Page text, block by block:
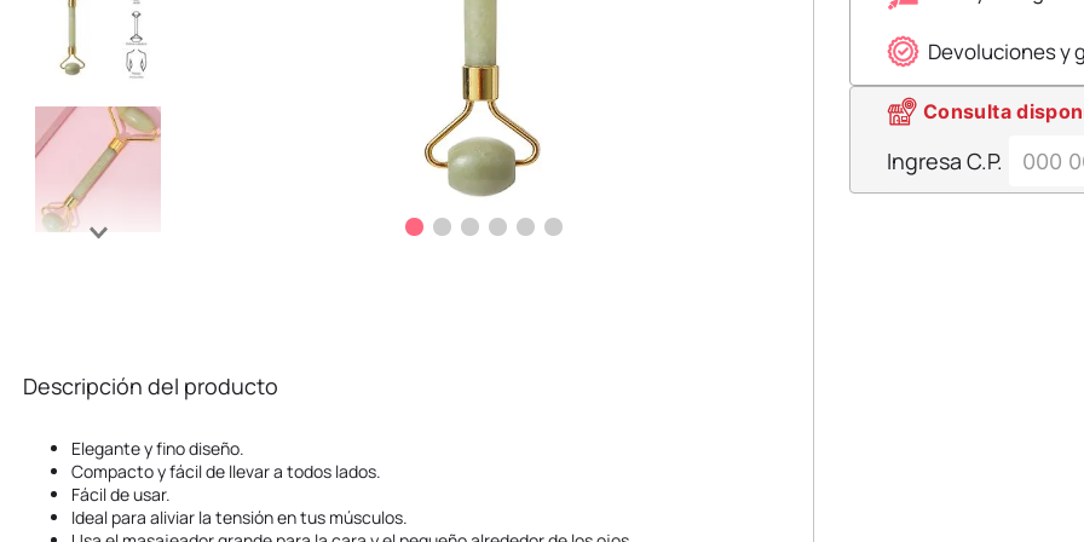
Descripción del producto
Elegante y fino diseño.
Compacto y fácil de llevar a todos lados.
Fácil de usar.
Ideal para aliviar la tensión en tus músculos.
Devoluciones y
Consulta
Ingresa C.P.